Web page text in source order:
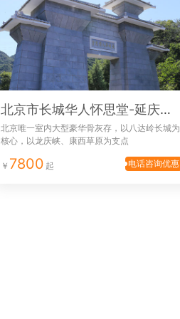
北京市长城华人怀思堂-延庆墓地
北京唯一室内大型豪华骨灰存，以八达岭长城为
核心，以龙庆峡、康西草原为支点
7800 电话咨询优惠